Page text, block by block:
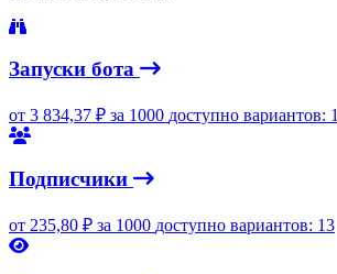
Запуски бота
от 3 834,37 ₽ за 1000 доступно вариантов: 1
Подписчики
от 235,80 ₽ за 1000 доступно вариантов: 13